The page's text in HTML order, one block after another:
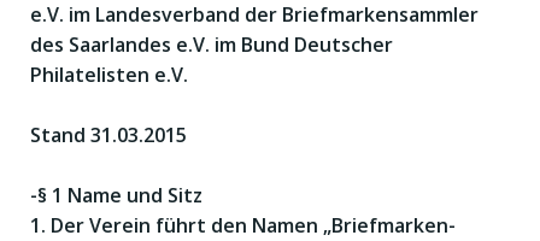
e.V. im Landesverband der Briefmarkensammler
des Saarlandes e.V. im Bund Deutscher
Philatelisten e.V.
Stand 31.03.2015
-§ 1 Name und Sitz
1. Der Verein führt den Namen „Briefmarken-